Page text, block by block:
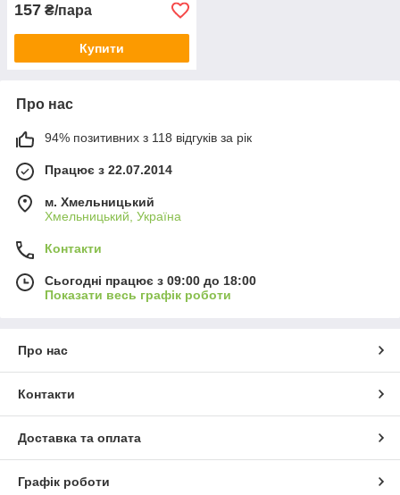
157 ₴/пара
Купити
Про нас
94% позитивних з 118 відгуків за рік
Працює з 22.07.2014
м. Хмельницький
Хмельницький, Україна
Контакти
Сьогодні працює з 09:00 до 18:00
Показати весь графік роботи
Про нас
Контакти
Доставка та оплата
Графік роботи